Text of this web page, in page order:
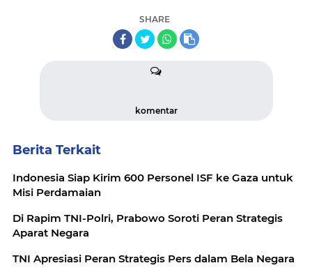
SHARE
komentar
Berita Terkait
Indonesia Siap Kirim 600 Personel ISF ke Gaza untuk
Misi Perdamaian
Di Rapim TNI-Polri, Prabowo Soroti Peran Strategis
Aparat Negara
TNI Apresiasi Peran Strategis Pers dalam Bela Negara